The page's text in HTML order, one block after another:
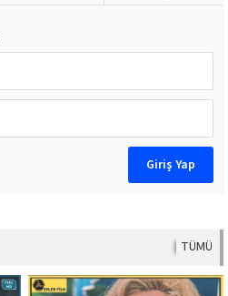
TÜMÜ